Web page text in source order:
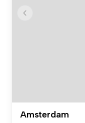
Amsterdam